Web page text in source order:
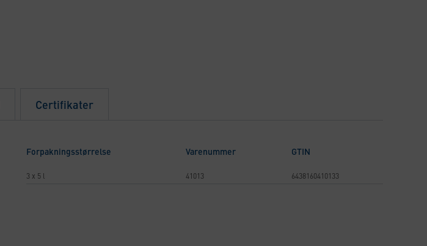
Forpakningsstørrelse Varenummer GTIN
3 x 5 l 41013 6438160410133
Certifikater